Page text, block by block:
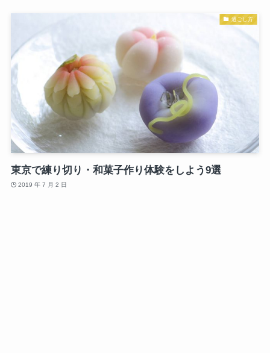
過ごし方
東京で練り切り・和菓子作り体験をしよう9選
2019 年 7 月 2 日